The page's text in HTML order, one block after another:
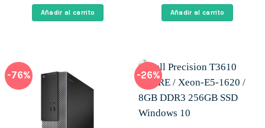
original
era:
actual
es:
Añadir al carrito
original
era:
actual
es:
Añadir al carrito
-76% -26%